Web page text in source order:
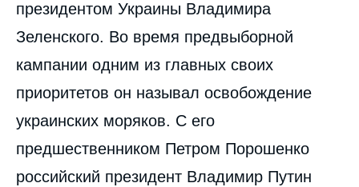
президентом Украины Владимира
Зеленского. Во время предвыборной
кампании одним из главных своих
приоритетов он называл освобождение
украинских моряков. С его
предшественником Петром Порошенко
российский президент Владимир Путин